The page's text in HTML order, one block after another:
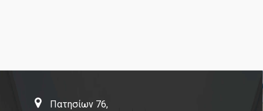
Πατησίων 76,